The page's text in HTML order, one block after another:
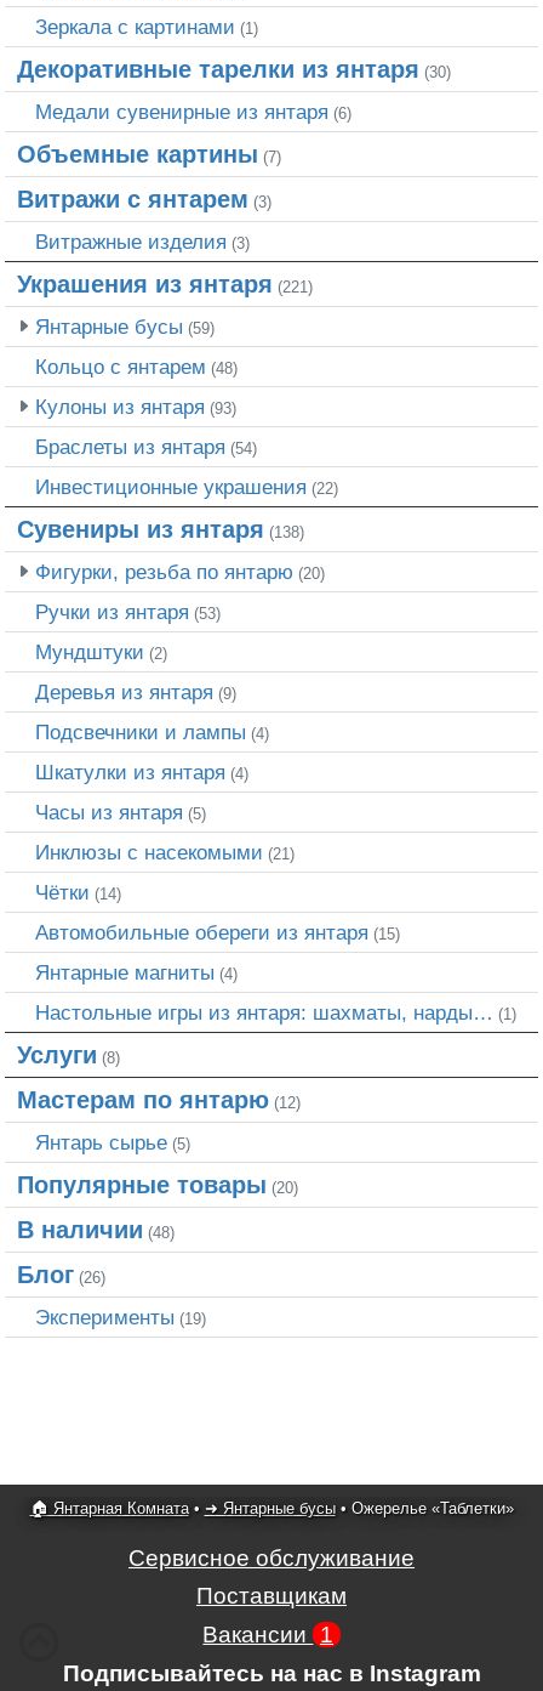
Зеркала с картинами (1)
Декоративные тарелки из янтаря (30)
Медали сувенирные из янтаря (6)
Объемные картины (7)
Витражи с янтарем (3)
Витражные изделия (3)
Украшения из янтаря (221)
Янтарные бусы (59)
Кольцо с янтарем (48)
Кулоны из янтаря (93)
Браслеты из янтаря (54)
Инвестиционные украшения (22)
Сувениры из янтаря (138)
Фигурки, резьба по янтарю (20)
Ручки из янтаря (53)
Мундштуки (2)
Деревья из янтаря (9)
Подсвечники и лампы (4)
Шкатулки из янтаря (4)
Часы из янтаря (5)
Инклюзы с насекомыми (21)
Чётки (14)
Автомобильные обереги из янтаря (15)
Янтарные магниты (4)
Настольные игры из янтаря: шахматы, нарды… (1)
Услуги (8)
Мастерам по янтарю (12)
Янтарь сырье (5)
Популярные товары (20)
В наличии (48)
Блог (26)
Эксперименты (19)
🏠 Янтарная Комната• ➜ Янтарные бусы• Ожерелье «Таблетки»
Сервисное обслуживание
Поставщикам
Вакансии 1
Подписывайтесь на нас в Instagram